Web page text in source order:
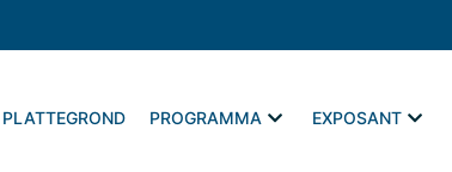
PLATTEGROND PROGRAMMA EXPOSANT